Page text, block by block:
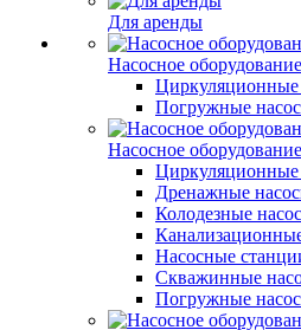
Для аренды
Насосное
Циркуляционные
Погружные
Насосное
Циркуляционные
Дренажные
Колодезные
Насосные
Скважинные
Погружные